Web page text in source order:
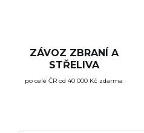
ZÁVOZ ZBRANÍ A
STŘELIVA
po celé ČR od 40 000 Kč zdarma